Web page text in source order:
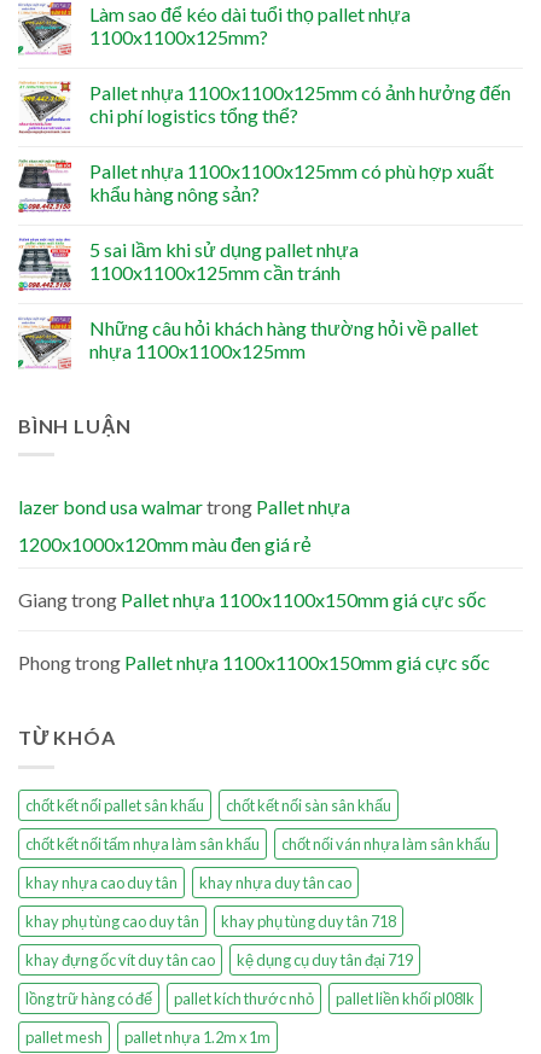
Làm sao để kéo dài tuổi thọ pallet nhựa
1100x1100x125mm?
Pallet nhựa 1100x1100x125mm có ảnh hưởng đến
chi phí logistics tổng thể?
Pallet nhựa 1100x1100x125mm có phù hợp xuất
khẩu hàng nông sản?
5 sai lầm khi sử dụng pallet nhựa
1100x1100x125mm cần tránh
Những câu hỏi khách hàng thường hỏi về pallet
nhựa 1100x1100x125mm
BÌNH LUẬN
lazer bond usa walmartrong Pallet nhựa
1200x1000x120mm màu đen giá rẻ
Giangtrong Pallet nhựa 1100x1100x150mm giá cực sốc
Phongtrong Pallet nhựa 1100x1100x150mm giá cực sốc
TỪ KHÓA
chốt kết nối pallet sân khấu
chốt kết nối sàn sân khấu
chốt kết nối tấm nhựa làm sân khấu
chốt nối ván nhựa làm sân khấu
khay nhựa cao duy tân
khay nhựa duy tân cao
khay phụ tùng cao duy tân
khay phụ tùng duy tân 718
khay đựng ốc vít duy tân cao
kệ dụng cụ duy tân đại 719
lồng trữ hàng có đế
pallet kích thước nhỏ
pallet liền khối pl08lk
pallet mesh
pallet nhựa 1.2m x 1m